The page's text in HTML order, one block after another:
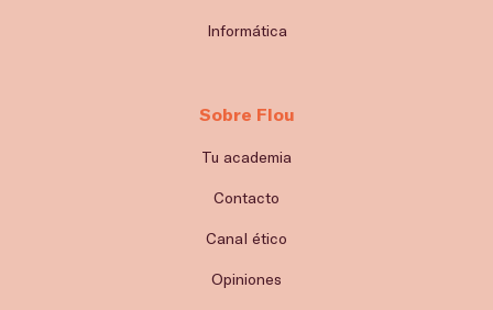
Informática
Sobre Flou
Tu academia
Contacto
Canal ético
Opiniones